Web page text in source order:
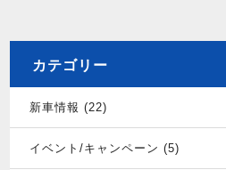
カテゴリー
新車情報 (22)
イベント/キャンペーン (5)